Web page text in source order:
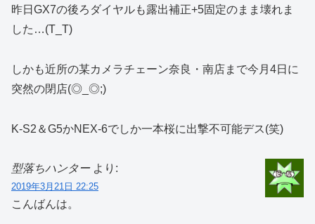
昨日GX7の後ろダイヤルも露出補正+5固定のまま壊れま
した…(T_T)
しかも近所の某カメラチェーン奈良・南店まで今月4日に
突然の閉店(◎_◎;)
K-S2＆G5かNEX-6でしか一本桜に出撃不可能デス(笑)
型落ちハンター より:
2019年3月21日 22:25
こんばんは。